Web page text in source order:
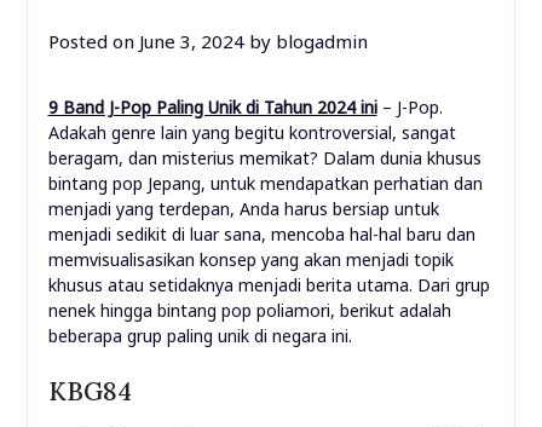
Posted on June 3, 2024by blogadmin
9 Band J-Pop Paling Unik di Tahun 2024 ini– J-Pop.
Adakah genre lain yang begitu kontroversial, sangat
beragam, dan misterius memikat? Dalam dunia khusus
bintang pop Jepang, untuk mendapatkan perhatian dan
menjadi yang terdepan, Anda harus bersiap untuk
menjadi sedikit di luar sana, mencoba hal-hal baru dan
memvisualisasikan konsep yang akan menjadi topik
khusus atau setidaknya menjadi berita utama. Dari grup
nenek hingga bintang pop poliamori, berikut adalah
beberapa grup paling unik di negara ini.
KBG84